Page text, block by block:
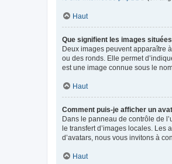
Haut
Que signifient les images
Deux images peuvent apparaître
ou des ronds. Elle permet
est une image connue sous le
Haut
Comment puis-je afficher un
Dans le panneau de contrôle de
le transfert d’images locales. Les
d’avatars, nous vous invitons à
Haut